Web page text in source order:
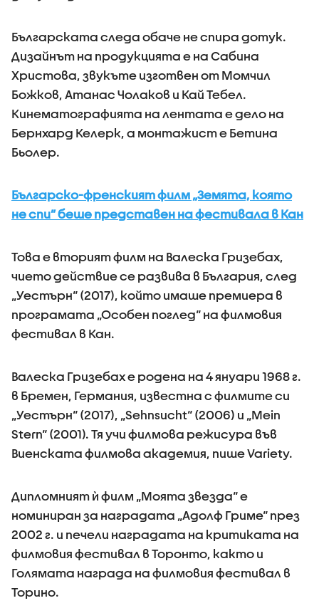
Българската следа обаче не спира дотук.
Дизайнът на продукцията е на Сабина
Христова, звукъте изготвен от Момчил
Божков, Атанас Чолаков и Кай Тебел.
Кинематографията на лентата е дело на
Бернхард Келерк, а монтажист е Бетина
Бьолер.
Българско-френският филм „Земята, която
не спи” беше представен на фестивала в Кан
Това е вторият филм на Валеска Гризебах,
чието действие се развива в България, след
„Уестърн“ (2017), който имаше премиера в
програмата „Особен поглед“ на филмовия
фестивал в Кан.
Валеска Гризебах е родена на 4 януари 1968 г.
в Бремен, Германия, известна с филмите си
„Уестърн“ (2017), „Sehnsucht“ (2006) и „Mein
Stern“ (2001). Тя учи филмова режисура във
Виенската филмова академия, пише Variety.
Дипломният ѝ филм „Моята звезда“ е
номиниран за наградата „Адолф Гриме“ през
2002 г. и печели наградата на критиката на
филмовия фестивал в Торонто, както и
Голямата награда на филмовия фестивал в
Торино.